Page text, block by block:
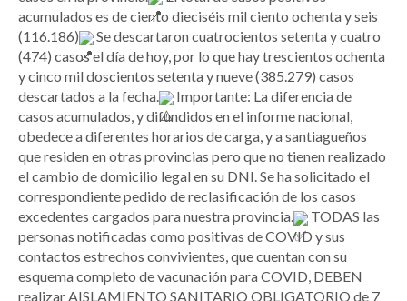
acumulados es de ciento dieciséis mil ciento ochenta y seis
(116.186)
Se descartaron cuatrocientos setenta y cuatro
(474) casos el día de hoy, por lo que hay trescientos ochenta
y cinco mil doscientos setenta y nueve (385.279) casos
descartados a la fecha.
Importante: La diferencia de
casos acumulados, y difundidos en el informe nacional,
obedece a diferentes horarios de carga, y a santiagueños
que residen en otras provincias pero que no tienen realizado
el cambio de domicilio legal en su DNI. Se ha solicitado el
correspondiente pedido de reclasificación de los casos
excedentes cargados para nuestra provincia.
TODAS las
personas notificadas como positivas de COVID y sus
contactos estrechos convivientes, que cuentan con su
esquema completo de vacunación para COVID, DEBEN
realizar AISLAMIENTO SANITARIO OBLIGATORIO de 7